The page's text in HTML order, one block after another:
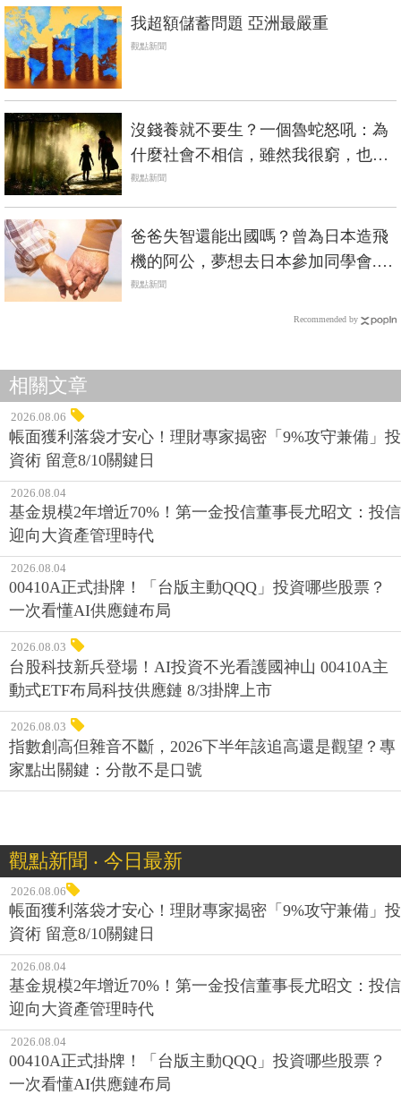
我超額儲蓄問題 亞洲最嚴重
觀點新聞
沒錢養就不要生？一個魯蛇怒吼：為
什麼社會不相信，雖然我很窮，也會
是個好媽媽
觀點新聞
爸爸失智還能出國嗎？曾為日本造飛
機的阿公，夢想去日本參加同學會...
一個溫馨故事看失智長輩圓夢
觀點新聞
Recommended by
相關文章
2026.08.06
帳面獲利落袋才安心！理財專家揭密「9%攻守兼備」投
資術 留意8/10關鍵日
2026.08.04
基金規模2年增近70%！第一金投信董事長尤昭文：投信
迎向大資產管理時代
2026.08.04
00410A正式掛牌！「台版主動QQQ」投資哪些股票？
一次看懂AI供應鏈布局
2026.08.03
台股科技新兵登場！AI投資不光看護國神山 00410A主
動式ETF布局科技供應鏈 8/3掛牌上市
2026.08.03
指數創高但雜音不斷，2026下半年該追高還是觀望？專
家點出關鍵：分散不是口號
觀點新聞 ‧ 今日最新
2026.08.06
帳面獲利落袋才安心！理財專家揭密「9%攻守兼備」投
資術 留意8/10關鍵日
2026.08.04
基金規模2年增近70%！第一金投信董事長尤昭文：投信
迎向大資產管理時代
2026.08.04
00410A正式掛牌！「台版主動QQQ」投資哪些股票？
一次看懂AI供應鏈布局